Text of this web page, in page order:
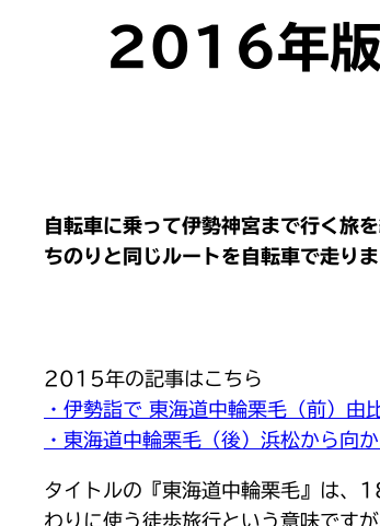
2016年版
自転車に乗って伊勢神宮まで行く旅
ちのりと同じルートを自転車で走り
2015年の記事はこちら
・伊勢詣で 東海道中輪栗毛（前）由
・東海道中輪栗毛（後）浜松から向
タイトルの『東海道中輪栗毛』は、
わりに使う徒歩旅行という意味です